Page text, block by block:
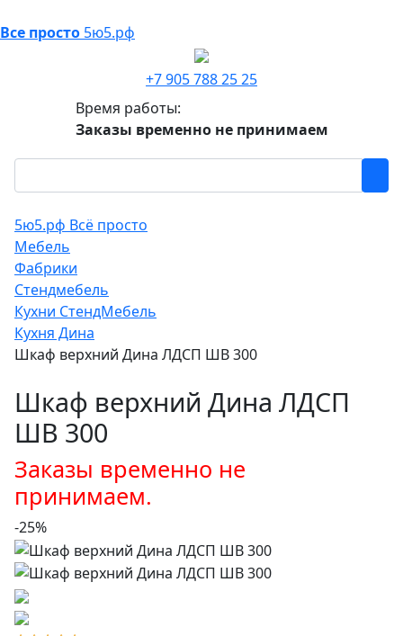
Все просто 5ю5.рф
+7 905 788 25 25
Время работы:
Заказы временно не принимаем
5ю5.рф Всё просто
Мебель
Фабрики
Стендмебель
Кухни СтендМебель
Кухня Дина
Шкаф верхний Дина ЛДСП ШВ 300
Шкаф верхний Дина ЛДСП
ШВ 300
Заказы временно не
принимаем.
-25%